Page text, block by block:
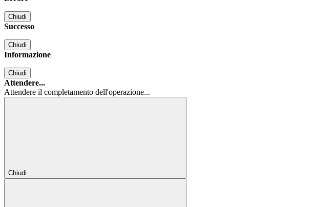
Chiudi
Successo
Chiudi
Informazione
Chiudi
Attendere...
Attendere il completamento dell'operazione...
Chiudi